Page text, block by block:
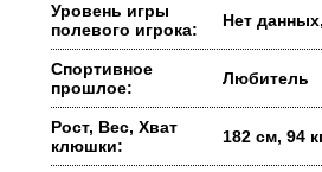
Уровень игры
полевого игрока:
Нет
Спортивное
прошлое:
Любитель
Рост, Вес, Хват
клюшки:
182 см, 94